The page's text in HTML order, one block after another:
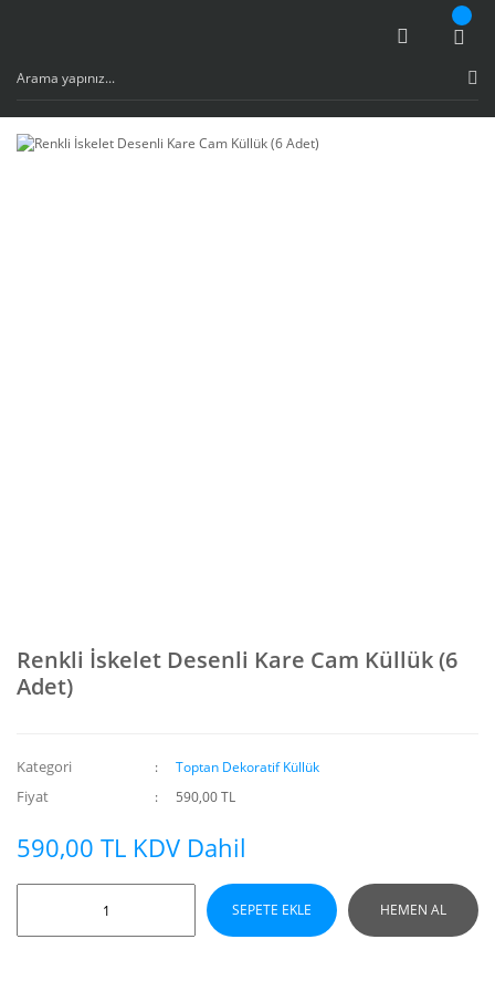
Renkli İskelet Desenli Kare Cam Küllük (6
Adet)
Kategori Toptan Dekoratif Küllük
Fiyat 590,00 TL
590,00 TL KDV Dahil
SEPETE EKLE HEMEN AL